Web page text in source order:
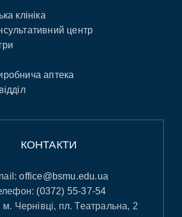
клініка
центр
аптека
КОНТАКТИ
office@bsmu.edu.ua
(0372) 55-37-54
Чернівці, пл. Театральна, 2